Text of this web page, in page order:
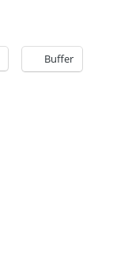
Buffer